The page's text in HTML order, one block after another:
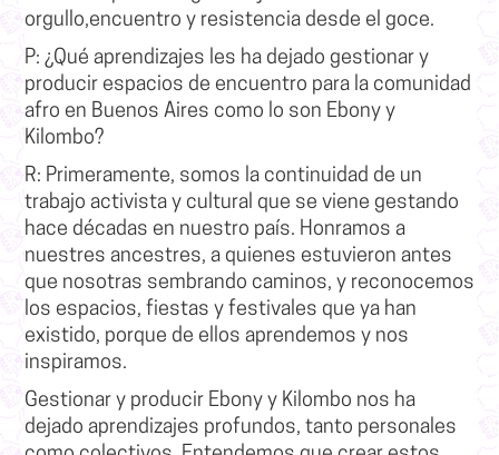
orgullo,encuentro y resistencia desde el goce.
P: ¿Qué aprendizajes les ha dejado gestionar y
producir espacios de encuentro para la comunidad
afro en Buenos Aires como lo son Ebony y
Kilombo?
R: Primeramente, somos la continuidad de un
trabajo activista y cultural que se viene gestando
hace décadas en nuestro país. Honramos a
nuestres ancestres, a quienes estuvieron antes
que nosotras sembrando caminos, y reconocemos
los espacios, fiestas y festivales que ya han
existido, porque de ellos aprendemos y nos
inspiramos.
Gestionar y producir Ebony y Kilombo nos ha
dejado aprendizajes profundos, tanto personales